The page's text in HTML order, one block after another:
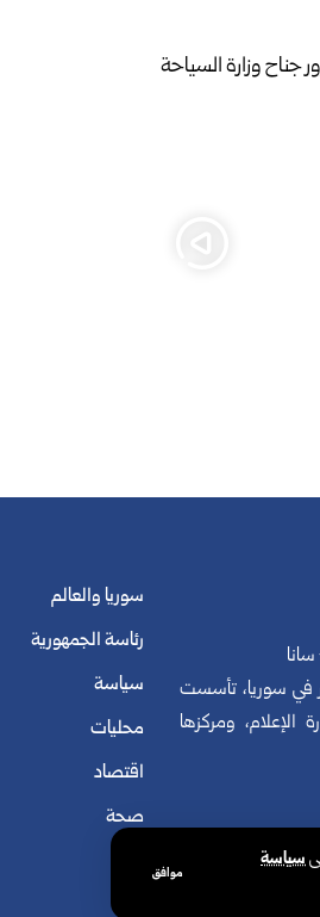
سياسة
موافق
في سوريا، تأسست
تتبع وزارة الإعلام، ومركزها
سوريا والعالم
رئاسة الجمهورية
سياسة
محليات
اقتصاد
صحة